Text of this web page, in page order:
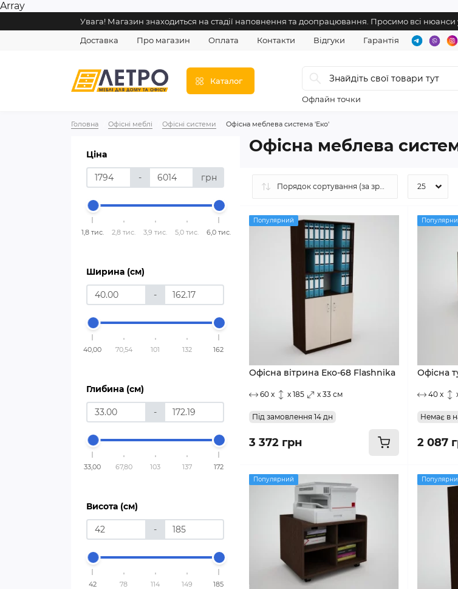
Array
Увага! Магазин знаходиться на стадії наповнення та доопрацювання. Просимо всі
Доставка
Про магазин Оплата Контакти Відгуки Гарантія
Каталог
Офлайн точки
Головна Офісні меблі Офісні системи Офісна меблева система 'Еко'
Ціна
- грн
1,8 тис. 2,8 тис. 3,9 тис. 5,0 тис. 6,0 тис.
Ширина (см)
-
40,00 70,54 101 132 162
Глибина (см)
-
33,00 67,80 103 137 172
Висота (см)
-
42 78 114 149 185
Офісна меблева
Популярний
Офісна вітрина Еко-68 Flashnika
60 x x 185 x 33 см
Під замовлення 14 дн
3 372 грн
Офісна
40 x
Немає в
2 087
Популярний